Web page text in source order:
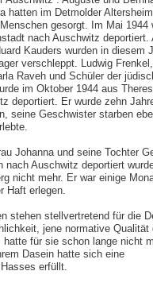
hatten im Detmolder
gesorgt. Im Mai 1944
nach Auschwitz deportiert.
Kauders wurden in diesem
verschleppt. Ludwig
Raveh und Schüler der
im Oktober 1944 aus
deportiert. Er wurde zehn
seine Geschwister starben
Johanna und seine Tochter
nach Auschwitz deportiert
nicht mehr. Er war einige
Haft erlegen.
stehen stellvertretend für die
jene normative Qualität
hatte für sie schon lange nicht
Dasein hatte sich eine
erfüllt.